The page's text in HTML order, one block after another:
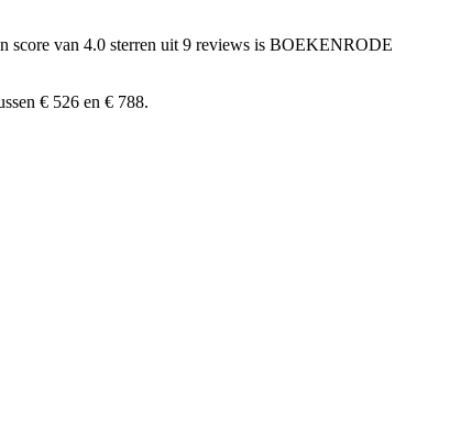
score van 4.0 sterren uit 9 reviews is BOEKENRODE
€ 526 en € 788.